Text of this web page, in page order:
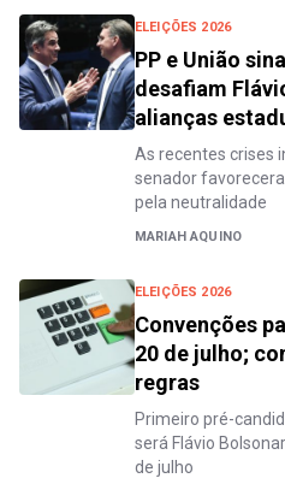
ELEIÇÕES 2026
PP e União
desafiam
alianças
As recentes crises
senador
pela neutralidade
MARIAH AQUINO
ELEIÇÕES 2026
Convenções
20 de julho;
regras
Primeiro pré-
será Flávio
de julho